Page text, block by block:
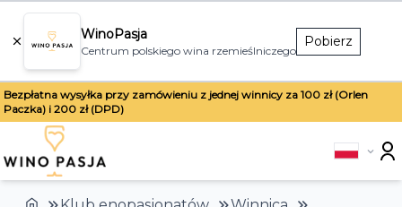
WinoPasja
Centrum polskiego wina rzemieślniczego
Pobierz
Bezpłatna wysyłka przy zamówieniu z jednej winnicy za 100 zł (Orlen
Paczka) i 200 zł (DPD)